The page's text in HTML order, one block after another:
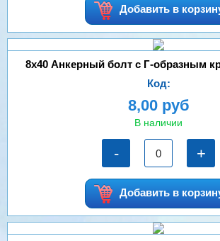
Добавить в
8х40 Анкерный болт с Г-образным
Код:
8,00 руб
В наличии
- +
Добавить в